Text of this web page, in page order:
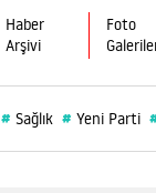
Haber
Arşivi
Foto
# Sağlık # Yeni Parti